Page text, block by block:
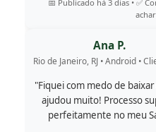
📅 Publicado há 3 dias • ✅
Ana P.
Rio de Janeiro, RJ • Android •
"Fiquei com medo de
ajudou muito! Processo
perfeitamente no meu